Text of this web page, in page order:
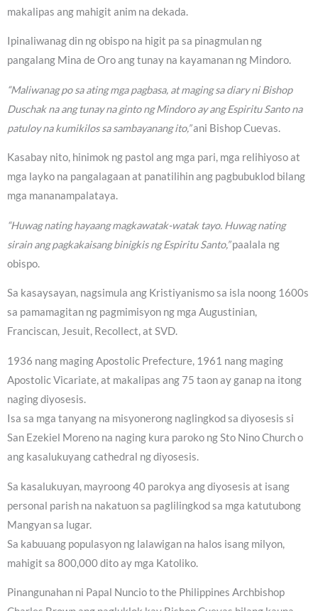
makalipas ang mahigit anim na dekada.
Ipinaliwanag din ng obispo na higit pa sa pinagmulan ng
pangalang Mina de Oro ang tunay na kayamanan ng Mindoro.
“Maliwanag po sa ating mga pagbasa, at maging sa diary ni Bishop
Duschak na ang tunay na ginto ng Mindoro ay ang Espiritu Santo na
patuloy na kumikilos sa sambayanang ito,”ani Bishop Cuevas.
Kasabay nito, hinimok ng pastol ang mga pari, mga relihiyoso at
mga layko na pangalagaan at panatilihin ang pagbubuklod bilang
mga mananampalataya.
“Huwag nating hayaang magkawatak-watak tayo. Huwag nating
sirain ang pagkakaisang binigkis ng Espiritu Santo,”paalala ng
obispo.
Sa kasaysayan, nagsimula ang Kristiyanismo sa isla noong 1600s
sa pamamagitan ng pagmimisyon ng mga Augustinian,
Franciscan, Jesuit, Recollect, at SVD.
1936 nang maging Apostolic Prefecture, 1961 nang maging
Apostolic Vicariate, at makalipas ang 75 taon ay ganap na itong
naging diyosesis.
Isa sa mga tanyang na misyonerong naglingkod sa diyosesis si
San Ezekiel Moreno na naging kura paroko ng Sto Nino Church o
ang kasalukuyang cathedral ng diyosesis.
Sa kasalukuyan, mayroong 40 parokya ang diyosesis at isang
personal parish na nakatuon sa paglilingkod sa mga katutubong
Mangyan sa lugar.
Sa kabuuang populasyon ng lalawigan na halos isang milyon,
mahigit sa 800,000 dito ay mga Katoliko.
Pinangunahan ni Papal Nuncio to the Philippines Archbishop